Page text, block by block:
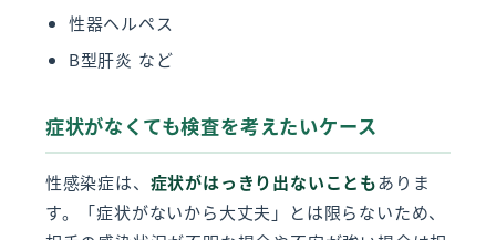
性器ヘルペス
B型肝炎 など
症状がなくても検査を考えたいケース
性感染症は、 症状がはっきり出ないこともありま
す。「症状がないから大丈夫」とは限らないため、